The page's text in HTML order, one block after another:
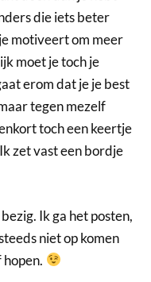
die iets beter
motiveert om meer
moet je toch je
erom dat je je best
tegen mezelf
toch een keertje
zet vast een bordje
bezig. Ik ga het posten,
niet op komen